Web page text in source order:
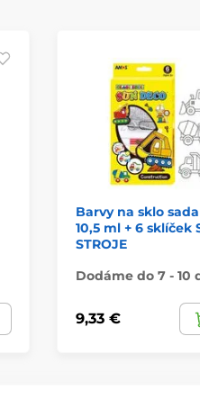
Barvy na sklo sada
10,5 ml + 6 sklíček
STROJE
Dodáme do 7 - 10
9,33 €